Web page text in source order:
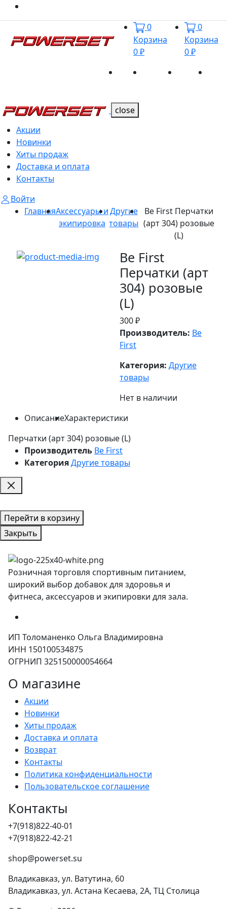
0
Корзина
0 ₽
0
Корзина
0 ₽
Акции Новинки
close
Акции
Новинки
Хиты продаж
Доставка и оплата
Контакты
Войти
ГлавнаяАксессуары и
экипировка
Другие
товары
Be First Перчатки
(арт 304) розовые
(L)
Be First
Перчатки (арт
304) розовые
(L)
300 ₽
Производитель: Be
First
Категория: Другие
товары
Нет в наличии
ОписаниеХарактеристики
Перчатки (арт 304) розовые (L)
Производитель Be First
КатегорияДругие товары
Перейти в корзину
Закрыть
Розничная торговля спортивным питанием,
широкий выбор добавок для здоровья и
фитнеса, аксессуаров и экипировки для зала.
ИП Толоманенко Ольга Владимировна
ИНН 150100534875
ОГРНИП 325150000054664
О магазине
Акции
Новинки
Хиты продаж
Доставка и оплата
Возврат
Контакты
Политика конфиденциальности
Пользовательское соглашение
Контакты
+7(918)822-40-01
+7(918)822-42-21
shop@powerset.su
Владикавказ, ул. Ватутина, 60
Владикавказ, ул. Астана Кесаева, 2А, ТЦ Столица